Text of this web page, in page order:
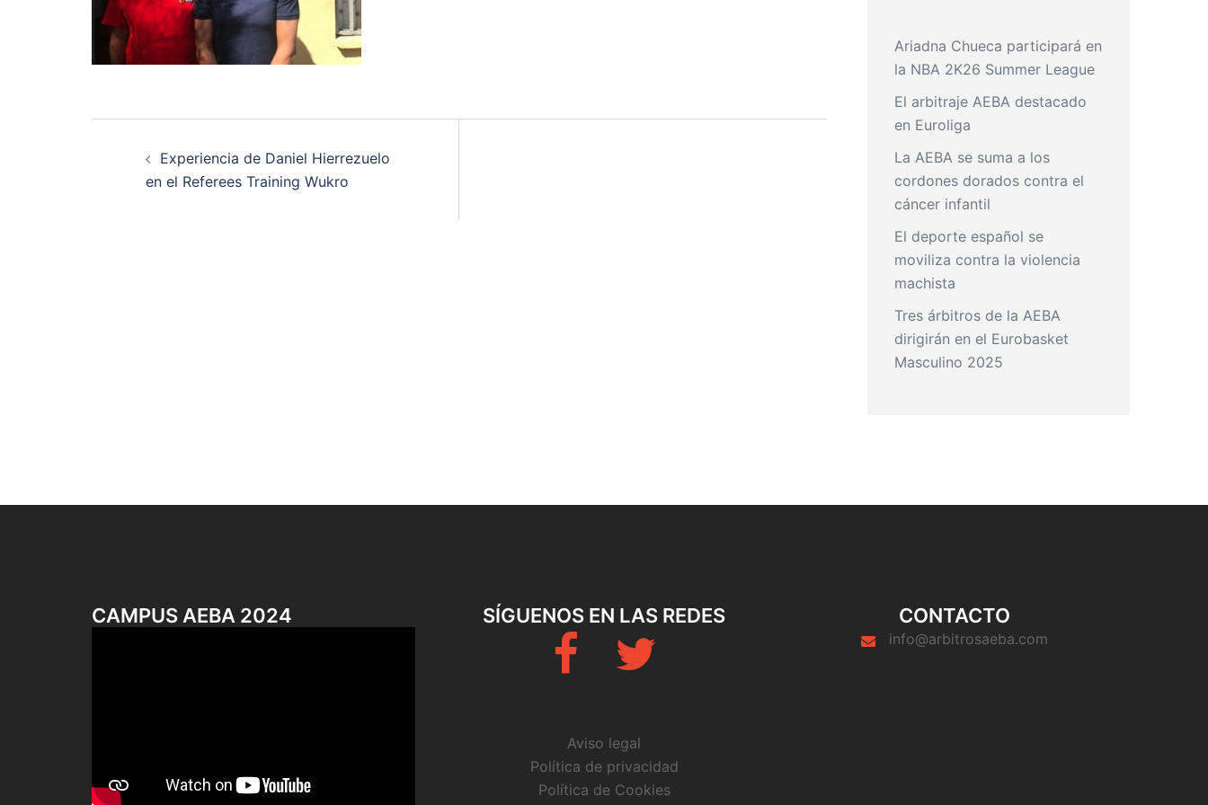
Experiencia de Daniel Hierrezuelo
en el Referees Training Wukro
Ariadna Chueca participará en
la NBA 2K26 Summer League
El arbitraje AEBA destacado
en Euroliga
La AEBA se suma a los
cordones dorados contra el
cáncer infantil
El deporte español se
moviliza contra la violencia
machista
Tres árbitros de la AEBA
dirigirán en el Eurobasket
Masculino 2025
CAMPUS AEBA 2024 SÍGUENOS EN LAS REDES
Twitter
Aviso legal
Política de privacidad
Política de Cookies
CONTACTO
info@arbitrosaeba.com